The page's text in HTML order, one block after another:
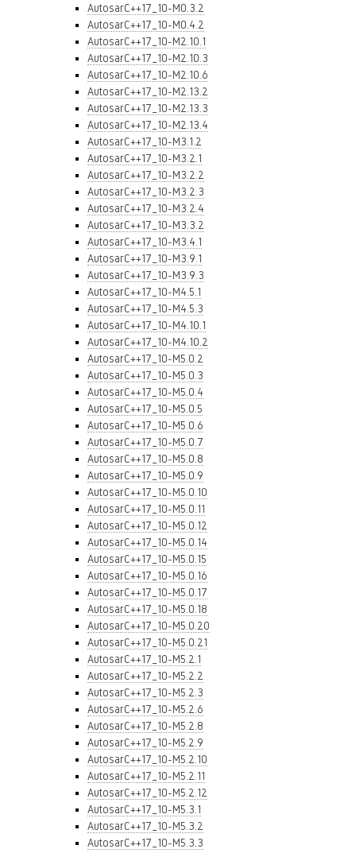
AutosarC++17_10-M0.3.2
AutosarC++17_10-M0.4.2
AutosarC++17_10-M2.10.1
AutosarC++17_10-M2.10.3
AutosarC++17_10-M2.10.6
AutosarC++17_10-M2.13.2
AutosarC++17_10-M2.13.3
AutosarC++17_10-M2.13.4
AutosarC++17_10-M3.1.2
AutosarC++17_10-M3.2.1
AutosarC++17_10-M3.2.2
AutosarC++17_10-M3.2.3
AutosarC++17_10-M3.2.4
AutosarC++17_10-M3.3.2
AutosarC++17_10-M3.4.1
AutosarC++17_10-M3.9.1
AutosarC++17_10-M3.9.3
AutosarC++17_10-M4.5.1
AutosarC++17_10-M4.5.3
AutosarC++17_10-M4.10.1
AutosarC++17_10-M4.10.2
AutosarC++17_10-M5.0.2
AutosarC++17_10-M5.0.3
AutosarC++17_10-M5.0.4
AutosarC++17_10-M5.0.5
AutosarC++17_10-M5.0.6
AutosarC++17_10-M5.0.7
AutosarC++17_10-M5.0.8
AutosarC++17_10-M5.0.9
AutosarC++17_10-M5.0.10
AutosarC++17_10-M5.0.11
AutosarC++17_10-M5.0.12
AutosarC++17_10-M5.0.14
AutosarC++17_10-M5.0.15
AutosarC++17_10-M5.0.16
AutosarC++17_10-M5.0.17
AutosarC++17_10-M5.0.18
AutosarC++17_10-M5.0.20
AutosarC++17_10-M5.0.21
AutosarC++17_10-M5.2.1
AutosarC++17_10-M5.2.2
AutosarC++17_10-M5.2.3
AutosarC++17_10-M5.2.6
AutosarC++17_10-M5.2.8
AutosarC++17_10-M5.2.9
AutosarC++17_10-M5.2.10
AutosarC++17_10-M5.2.11
AutosarC++17_10-M5.2.12
AutosarC++17_10-M5.3.1
AutosarC++17_10-M5.3.2
AutosarC++17_10-M5.3.3